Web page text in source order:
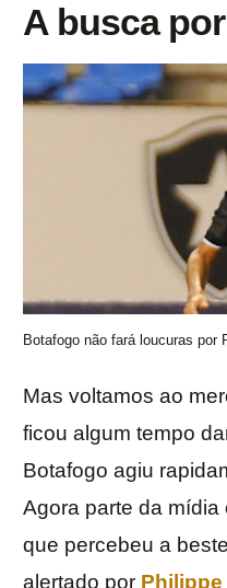
A busca
Botafogo não fará loucuras por
Mas voltamos ao
ficou algum tempo
Botafogo agiu
Agora parte da mídia
que percebeu a
alertado por